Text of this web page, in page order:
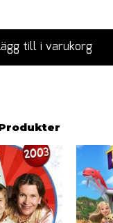
till i varukorg